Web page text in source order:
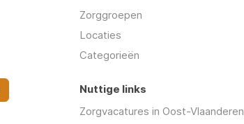
Zorggroepen
Locaties
Categorieën
Nuttige links
Zorgvacatures in Oost-Vlaanderen